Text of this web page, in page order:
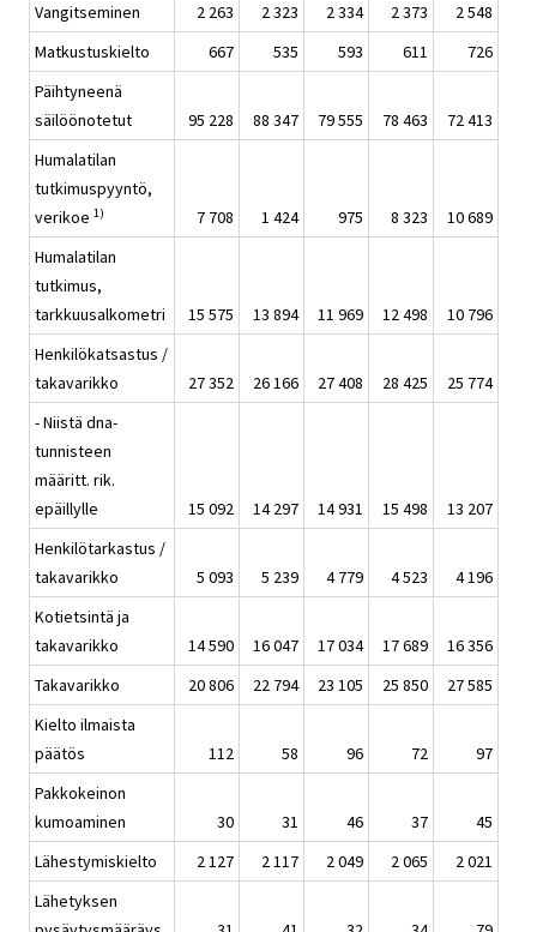
Vangitseminen
2 263 2 323 2 334 2 373
2 548
Matkustuskielto
667 535 593 611
726
Päihtyneenä
säilöönotetut
95 228 88 347 79 555 78 463
72 413
Humalatilan
tutkimuspyyntö,
verikoe 1) 7 708 1 424 975 8 323
10 689
Humalatilan
tutkimus,
tarkkuusalkometri
15 575 13 894 11 969 12 498
10 796
Henkilökatsastus /
takavarikko
27 352 26 166 27 408 28 425
25 774
- Niistä dna-
tunnisteen
määritt. rik.
epäillylle
15 092 14 297 14 931 15 498
13 207
Henkilötarkastus /
takavarikko
5 093 5 239 4 779 4 523
4 196
Kotietsintä ja
takavarikko
14 590 16 047 17 034 17 689
16 356
Takavarikko
20 806 22 794 23 105 25 850
27 585
Kielto ilmaista
päätös
112 58 96 72
97
Pakkokeinon
kumoaminen
30 31 46 37
45
Lähestymiskielto
2 127 2 117 2 049 2 065
2 021
Lähetyksen